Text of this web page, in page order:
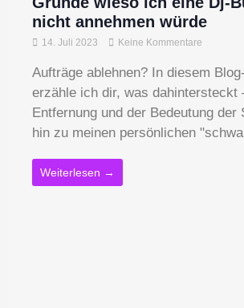
nicht annehmen würde
14. Juli 2023 Keine Kommentare
Aufträge ablehnen? In diesem
erzähle ich dir, was dahintersteckt
Entfernung und der Bedeutung der
hin zu meinen persönlichen
Weiterlesen →